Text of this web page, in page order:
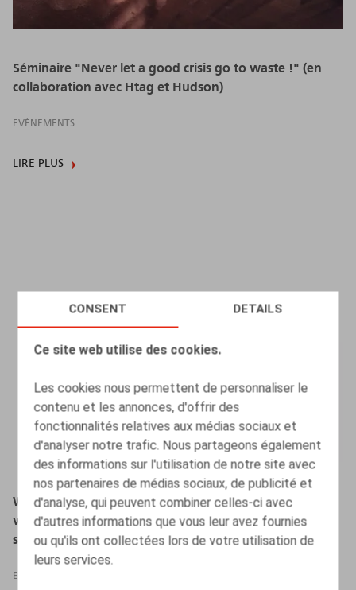
CONSENT DETAILS
Ce site web utilise des cookies.
Les cookies nous permettent de personnaliser le
contenu et les annonces, d'offrir des
fonctionnalités relatives aux médias sociaux et
d'analyser notre trafic. Nous partageons également
des informations sur l'utilisation de notre site avec
nos partenaires de médias sociaux, de publicité et
d'analyse, qui peuvent combiner celles-ci avec
d'autres informations que vous leur avez fournies
ou qu'ils ont collectées lors de votre utilisation de
leurs services.
Séminaire "Never let a good crisis go to waste !" (en
collaboration avec Htag et Hudson)
EVÈNEMENTS
LIRE PLUS
Webinar "Beroep doen op externe dienstverleners : 6
valstrikken (en tips om die te ontlopen)" (in
samenwerking met LegalNews/LegalLearning)
EVÈNEMENTS